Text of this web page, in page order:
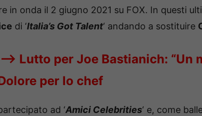
in onda il 2 giugno 2021 su FOX. In questi
di ‘Italia’s Got Talent‘ andando a sostituire
—-> Lutto per Joe Bastianich: “Un
per lo chef
ad ‘Amici Celebrities‘ e, come